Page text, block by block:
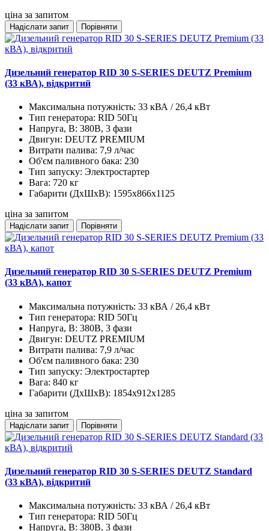
ціна за запитом
Надіслати запит Порівняти
Дизельний генератор RID 30 S-SERIES DEUTZ Premium
(33 кВА), відкритий
Максимальна потужність: 33 кВА / 26,4 кВт
Тип генератора: RID 50Гц
Напруга, В: 380В, 3 фази
Двигун: DEUTZ PREMIUM
Витрати палива: 7,9 л/час
Об'єм паливного бака: 230
Тип запуску: Электростартер
Вага: 720 кг
Габарити (ДхШхВ): 1595x866x1125
ціна за запитом
Надіслати запит Порівняти
Дизельний генератор RID 30 S-SERIES DEUTZ Premium
(33 кВА), капот
Максимальна потужність: 33 кВА / 26,4 кВт
Тип генератора: RID 50Гц
Напруга, В: 380В, 3 фази
Двигун: DEUTZ PREMIUM
Витрати палива: 7,9 л/час
Об'єм паливного бака: 230
Тип запуску: Электростартер
Вага: 840 кг
Габарити (ДхШхВ): 1854x912x1285
ціна за запитом
Надіслати запит Порівняти
Дизельний генератор RID 30 S-SERIES DEUTZ Standard
(33 кВА), відкритий
Максимальна потужність: 33 кВА / 26,4 кВт
Тип генератора: RID 50Гц
Напруга, В: 380В, 3 фази